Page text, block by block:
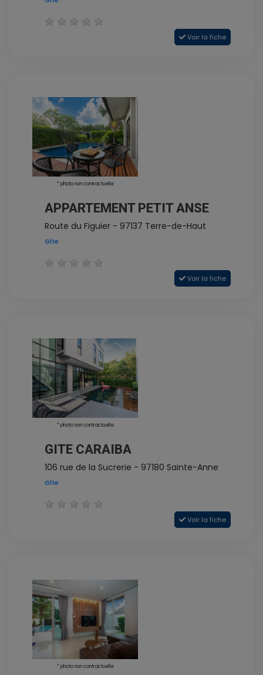
Voir la fiche
* photo non contractuelle
APPARTEMENT PETIT ANSE
Route du Figuier - 97137 Terre-de-Haut
Gîte
Voir la fiche
* photo non contractuelle
GITE CARAIBA
106 rue de la Sucrerie - 97180 Sainte-Anne
Gîte
Voir la fiche
* photo non contractuelle